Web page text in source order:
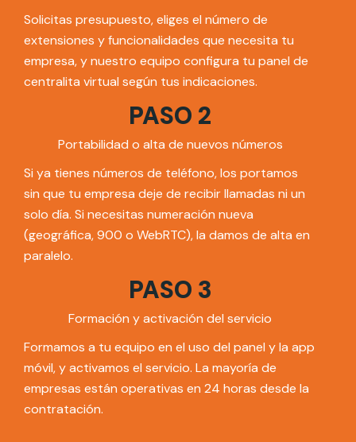
Solicitas presupuesto, eliges el número de
extensiones y funcionalidades que necesita tu
empresa, y nuestro equipo configura tu panel de
centralita virtual según tus indicaciones.
PASO 2
Portabilidad o alta de nuevos números
Si ya tienes números de teléfono, los portamos
sin que tu empresa deje de recibir llamadas ni un
solo día. Si necesitas numeración nueva
(geográfica, 900 o WebRTC), la damos de alta en
paralelo.
PASO 3
Formación y activación del servicio
Formamos a tu equipo en el uso del panel y la app
móvil, y activamos el servicio. La mayoría de
empresas están operativas en 24 horas desde la
contratación.